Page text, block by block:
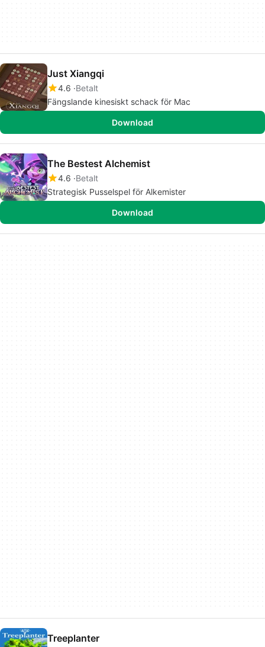
Just Xiangqi
4.6 Betalt
Fängslande kinesiskt schack för Mac
Download
The Bestest Alchemist
4.6 Betalt
Strategisk Pusselspel för Alkemister
Download
Treeplanter